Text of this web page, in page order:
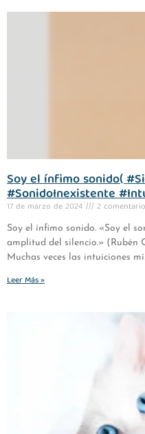
Soy el ínfimo sonido(
#SonidoInexistente
17 de marzo de 2024 2
Soy el ínfimo sonido. «Soy el
amplitud del silencio.» (Rubén
Muchas veces las intuiciones
Leer Más »